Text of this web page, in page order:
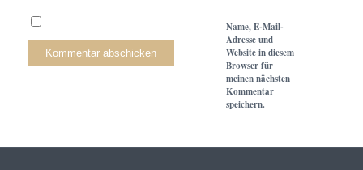
Name, E-Mail-
Adresse und
Website in diesem
Browser für
meinen nächsten
Kommentar
speichern.